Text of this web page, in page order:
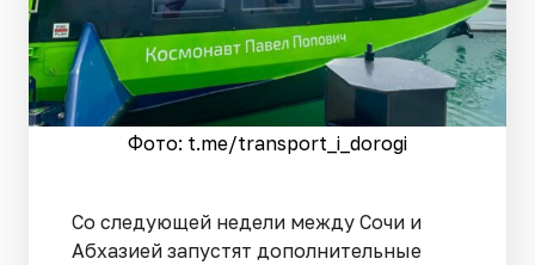
Фото: t.me/transport_i_dorogi
Со следующей недели между Сочи и
Абхазией запустят дополнительные